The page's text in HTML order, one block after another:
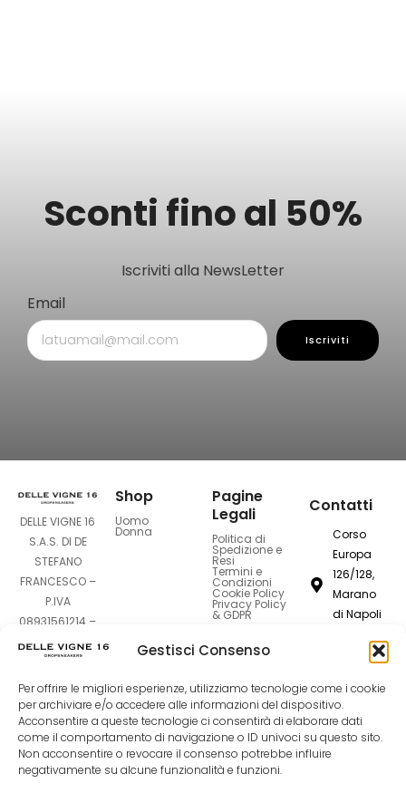
Gestisci Consenso
Per offrire le migliori esperienze, utilizziamo tecnologie come i cookie
per archiviare e/o accedere alle informazioni del dispositivo.
Acconsentire a queste tecnologie ci consentirà di elaborare dati
come il comportamento di navigazione o ID univoci su questo sito.
Non acconsentire o revocare il consenso potrebbe influire
negativamente su alcune funzionalità e funzioni.
Sconti fino al 50%
Iscriviti alla NewsLetter
Email
Iscriviti
DELLE VIGNE 16
S.A.S. DI DE
STEFANO
FRANCESCO –
P.IVA
08931561214 –
Sede Legale:
Corso Europa
126-128 –
80016 Marano
di Napoli (NA)
F
I
T
Shop
Uomo
Donna
Pagine
Legali
Politica di
Spedizione e
Resi
Termini e
Condizioni
Cookie Policy
Privacy Policy
& GDPR
Contatti
Corso
Europa
126/128,
Marano
di Napoli
081
7420994